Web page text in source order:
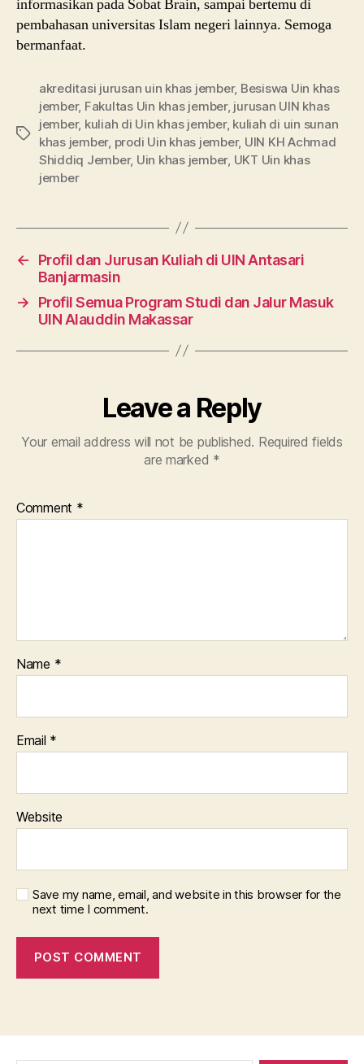
informasikan pada Sobat Brain, sampai bertemu di
pembahasan universitas Islam negeri lainnya. Semoga
bermanfaat.
Tags
akreditasi jurusan uin khas jember, Besiswa Uin khas
jember, Fakultas Uin khas jember, jurusan UIN khas
jember, kuliah di Uin khas jember, kuliah di uin sunan
khas jember, prodi Uin khas jember, UIN KH Achmad
Shiddiq Jember, Uin khas jember, UKT Uin khas
jember
←
Profil dan Jurusan Kuliah di UIN Antasari
Banjarmasin
→
Profil Semua Program Studi dan Jalur Masuk
UIN Alauddin Makassar
Leave a Reply
Your email address will not be published. Required fields
are marked *
Comment *
Name *
Email *
Website
Save my name, email, and website in this browser for the
next time I comment.